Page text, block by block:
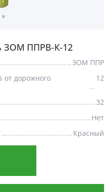
ЗОМ ППРВ-К-12
ЗОМ ППР
от дорожного
12
32
Нет
Красный